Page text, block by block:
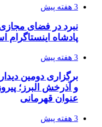
3 هفته پیش
نبرد در فضای
پادشاه اینستاگرام
3 هفته پیش
برگزاری دومین
و آذرخش البرز؛
عنوان قهرمانی
3 هفته پیش